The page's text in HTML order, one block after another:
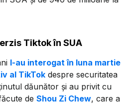
Tiktok în SUA
l-au interogat în luna martie
al TikTok despre securitatea
dăunător și au privit cu
de Shou Zi Chew, care a